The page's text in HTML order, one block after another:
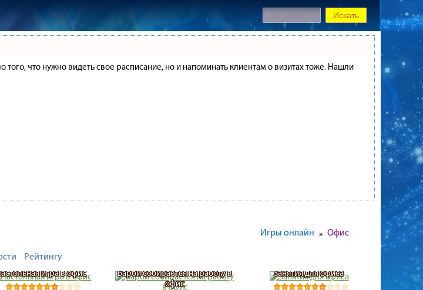
что нужно видеть свое расписание, но и напоминать клиентам о визитах тоже. Нашли
Игры онлайн » Офис
Рейтингу
игра в офис
Барби собирается на работу в
офис
Занятия для офиса